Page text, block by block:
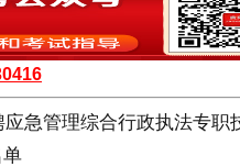
急管理综合行政执法专